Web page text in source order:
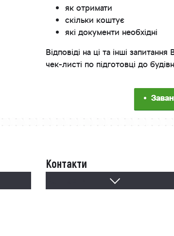
як отримати
скільки коштує
які документи необхідні
Відповіді на ці та інші
чек-листі по підготовці до
Контакти